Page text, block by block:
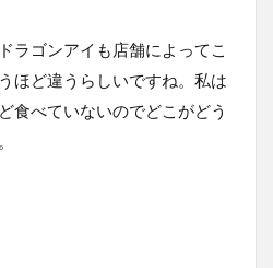
ラゴンアイも店舗によってこ
ほど違うらしいですね。私は
食べていないのでどこがどう